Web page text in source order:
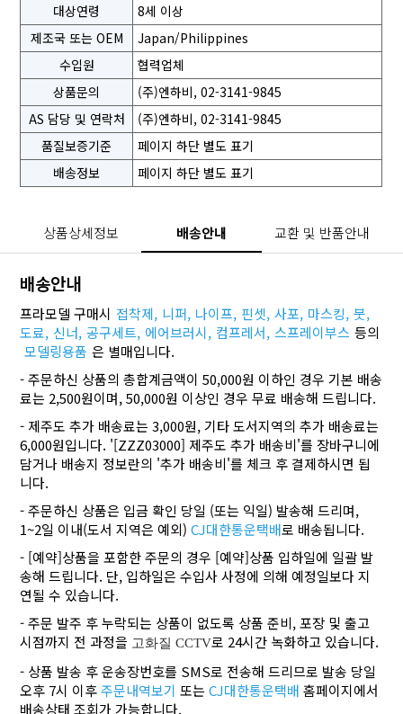
대상연령
8세 이상
제조국 또는 OEM
Japan/Philippines
수입원
협력업체
상품문의
(주)엔하비, 02-3141-9845
AS 담당 및 연락처
(주)엔하비, 02-3141-9845
품질보증기준
페이지 하단 별도 표기
배송정보
페이지 하단 별도 표기
상품상세정보 배송안내 교환 및 반품안내
배송안내
프라모델 구매시 접착제, 니퍼, 나이프, 핀셋, 사포, 마스킹, 붓,
도료, 신너, 공구세트, 에어브러시, 컴프레서, 스프레이부스 등의
모델링용품 은 별매입니다.
- 주문하신 상품의 총합계금액이 50,000원 이하인 경우 기본 배송
료는 2,500원이며, 50,000원 이상인 경우 무료 배송해 드립니다.
- 제주도 추가 배송료는 3,000원, 기타 도서지역의 추가 배송료는
6,000원입니다. '[ZZZ03000] 제주도 추가 배송비'를 장바구니에
담거나 배송지 정보란의 '추가 배송비'를 체크 후 결제하시면 됩
니다.
- 주문하신 상품은 입금 확인 당일 (또는 익일) 발송해 드리며,
1~2일 이내(도서 지역은 예외)CJ대한통운택배로 배송됩니다.
- [예약]상품을 포함한 주문의 경우 [예약]상품 입하일에 일괄 발
송해 드립니다. 단, 입하일은 수입사 사정에 의해 예정일보다 지
연될 수 있습니다.
- 주문 발주 후 누락되는 상품이 없도록 상품 준비, 포장 및 출고
시점까지 전 과정을 고화질 CCTV로 24시간 녹화하고 있습니다.
- 상품 발송 후 운송장번호를 SMS로 전송해 드리므로 발송 당일
오후 7시 이후주문내역보기 또는CJ대한통운택배 홈페이지에서
배송상태 조회가 가능합니다.